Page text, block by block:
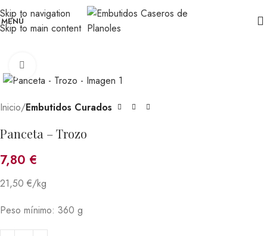
Skip to navigation
Skip to main content
MENÚ
Inicio Embutidos Curados
Panceta – Trozo
7,80 €
21,50 €/kg
Peso mínimo: 360 g